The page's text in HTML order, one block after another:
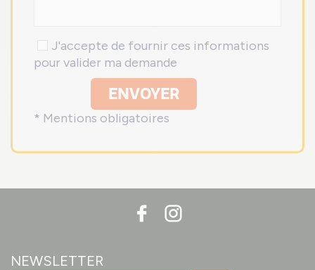
J'accepte de fournir ces informations
pour valider ma demande
ENVOYER
* Mentions obligatoires
NEWSLETTER